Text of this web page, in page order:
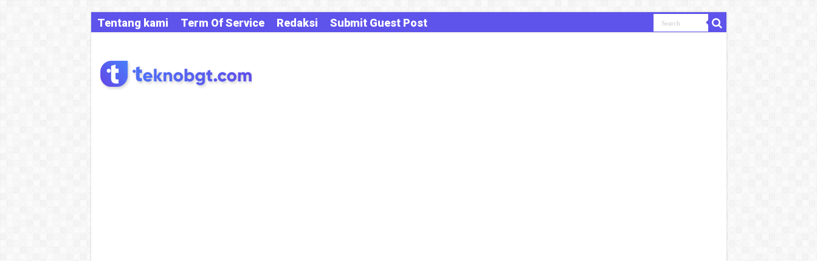
Tentang kami Term Of Service Redaksi Submit Guest Post